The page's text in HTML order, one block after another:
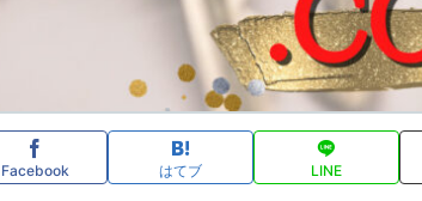
Facebook はてブ LINE